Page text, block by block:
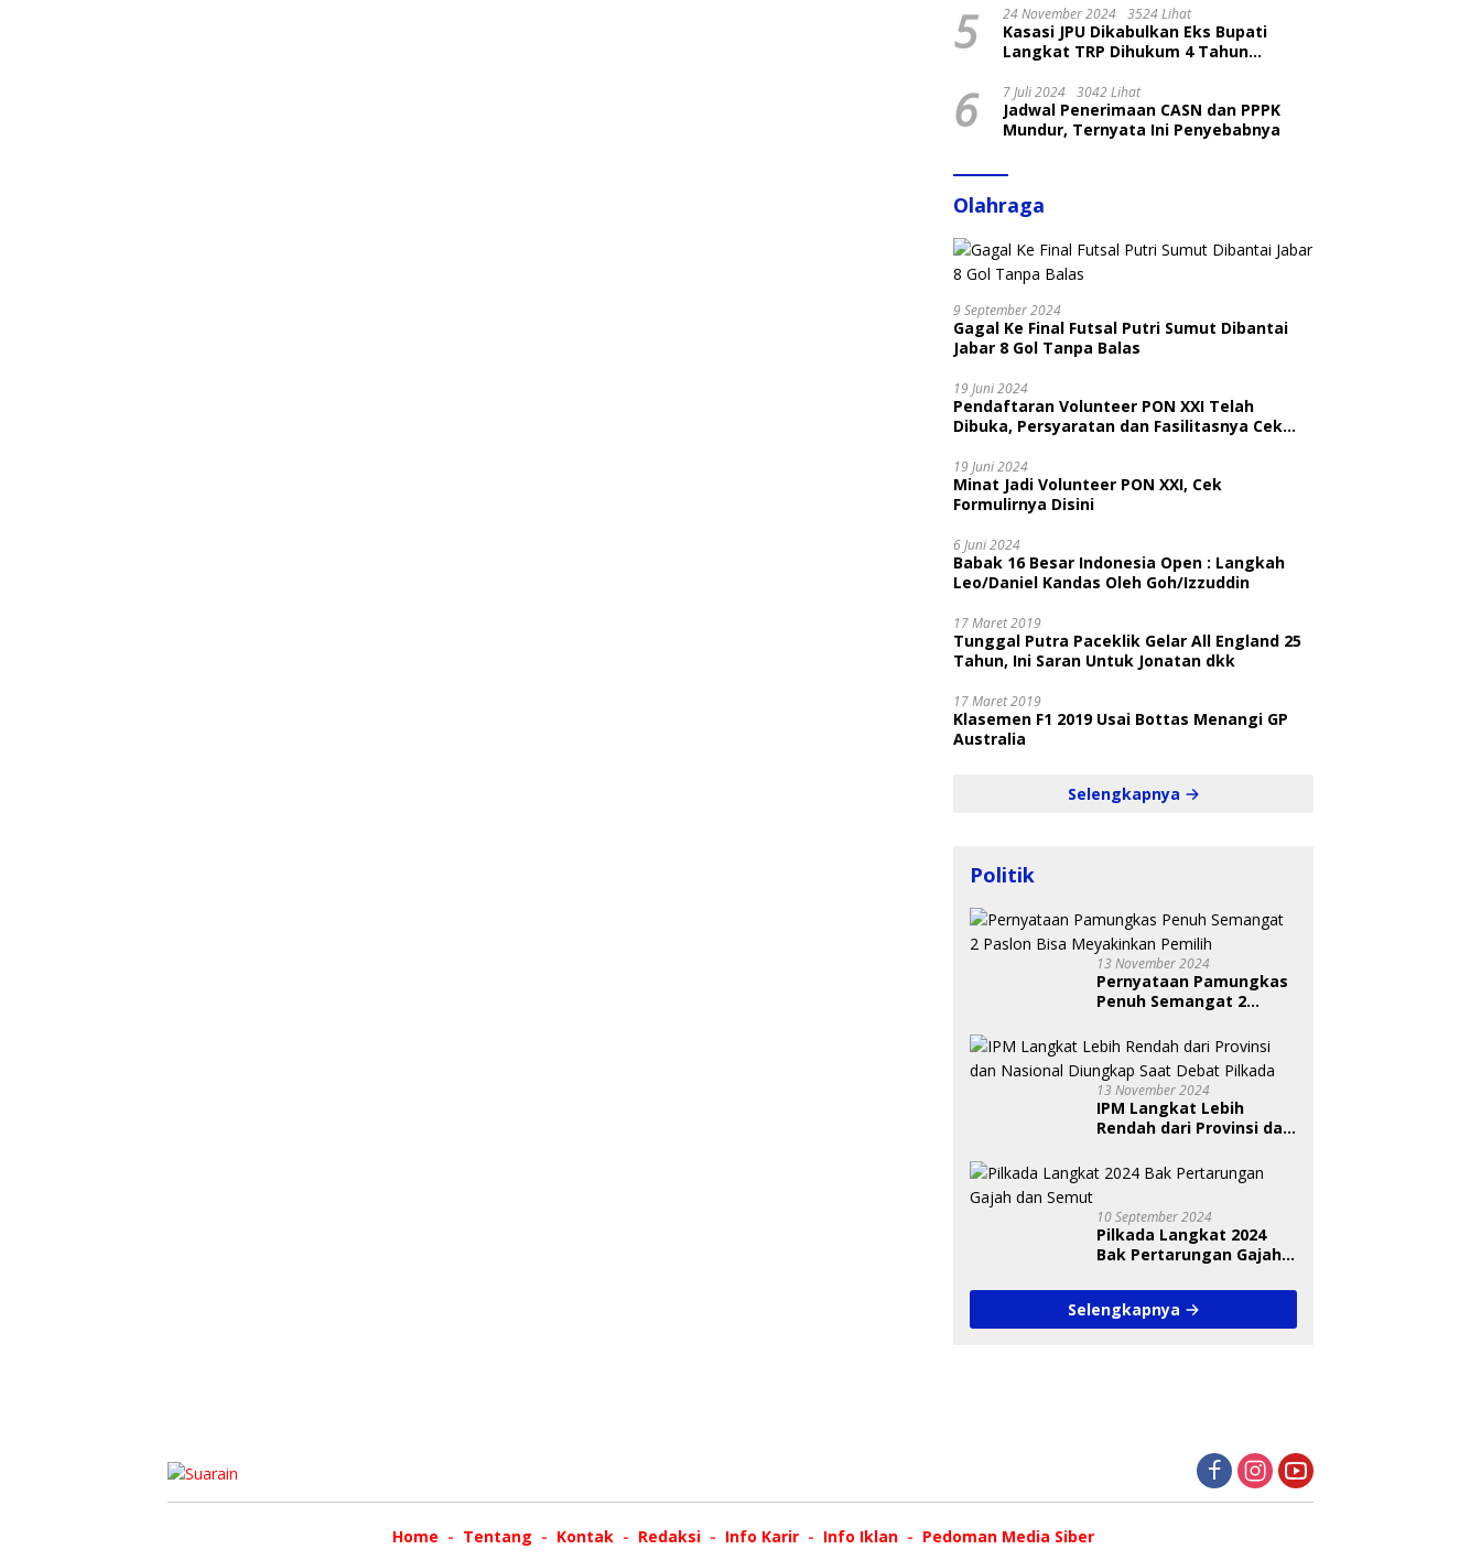
5 24 November 2024 3524 Lihat
Kasasi JPU Dikabulkan Eks Bupati
Langkat TRP Dihukum 4 Tahun
6 7 Juli 2024 3042 Lihat
Jadwal Penerimaan CASN dan PPPK
Mundur, Ternyata Ini Penyebabnya
Olahraga
9 September 2024
Gagal Ke Final Futsal Putri Sumut Dibantai
Jabar 8 Gol Tanpa Balas
19 Juni 2024
Pendaftaran Volunteer PON XXI Telah
Dibuka, Persyaratan dan Fasilitasnya Cek
19 Juni 2024
Minat Jadi Volunteer PON XXI, Cek
Formulirnya Disini
6 Juni 2024
Babak 16 Besar Indonesia Open : Langkah
Leo/Daniel Kandas Oleh Goh/Izzuddin
17 Maret 2019
Tunggal Putra Paceklik Gelar All England 25
Tahun, Ini Saran Untuk Jonatan dkk
17 Maret 2019
Klasemen F1 2019 Usai Bottas Menangi GP
Australia
Selengkapnya
Politik
13 November 2024
Pernyataan Pamungkas
Penuh Semangat 2
Pemilih
13 November 2024
IPM Langkat Lebih
Rendah dari Provinsi dan
Debat Pilkada
10 September 2024
Pilkada Langkat 2024
Bak Pertarungan Gajah
Selengkapnya
Home Tentang Kontak Redaksi Info Karir Info Iklan
Pedoman Media Siber